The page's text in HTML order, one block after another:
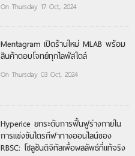
On Thursday 17 Oct, 2024
Mentagram เปิดร้านใหม่ MLAB พร้อม
สินค้าตอบโจทย์ทุกไลฟ์สไตล์
On Thursday 03 Oct, 2024
Hyperice ยกระดับการฟื้นฟูร่างกายใน
การแข่งขันไตรกีฬาทางออนไลน์ของ
RBSC: โซลูชันดิจิทัลเพื่อผลลัพธ์ที่แท้จริง